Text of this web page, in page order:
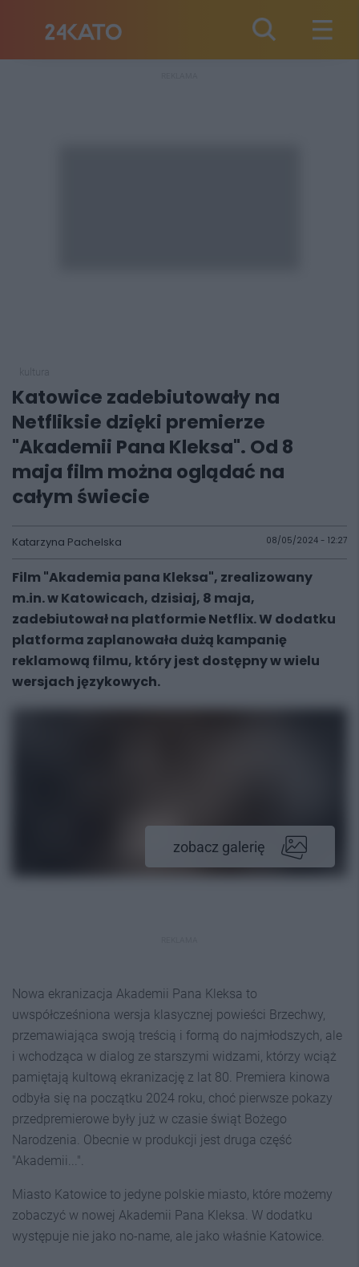
Katowice zadebiutowały na
Netfliksie dzięki premierze
"Akademii Pana Kleksa". Od 8
maja film można oglądać na
całym świecie
Katarzyna Pachelska 08/05/2024 - 12:27
Film "Akademia pana Kleksa", zrealizowany
m.in. w Katowicach, dzisiaj, 8 maja,
zadebiutował na platformie Netflix. W dodatku
platforma zaplanowała dużą kampanię
reklamową filmu, który jest dostępny w wielu
wersjach językowych.
zobacz galerię
Nowa ekranizacja Akademii Pana Kleksa to
uwspółcześniona wersja klasycznej powieści Brzechwy,
przemawiająca swoją treścią i formą do najmłodszych, ale
i wchodząca w dialog ze starszymi widzami, którzy wciąż
pamiętają kultową ekranizację z lat 80. Premiera kinowa
odbyła się na początku 2024 roku, choć pierwsze pokazy
przedpremierowe były już w czasie świąt Bożego
Narodzenia. Obecnie w produkcji jest druga część
"Akademii...".
Miasto Katowice to jedyne polskie miasto, które możemy
zobaczyć w nowej Akademii Pana Kleksa. W dodatku
występuje nie jako no-name, ale jako właśnie Katowice.